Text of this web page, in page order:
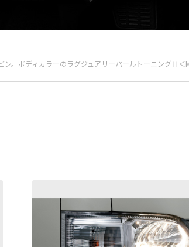
。ボディカラーのラグジュアリーパールトーニングⅡ＜